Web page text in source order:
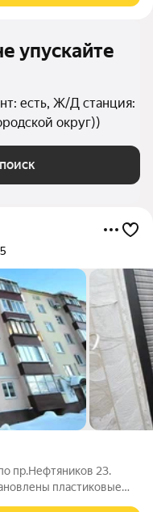
упускайте
есть, Ж/Д станция:
округ))
пр.Нефтяников 23.
пластиковые